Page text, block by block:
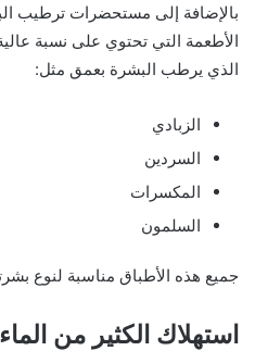
بالإضافة إلى مستحضرات ترطيب
الذي يرطب البشرة بعمق مثل:
الزبادي
السردين
المكسرات
السلمون
جميع هذه الأطباق مناسبة لنوع
استهلاك الكثير من